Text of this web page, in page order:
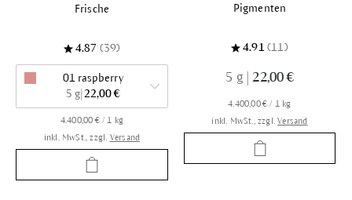
Frische
4.87 (39)
01 raspberry
5 g 22,00 €
4.400,00 € / 1 kg
inkl. MwSt., zzgl. Versand
Pigmenten
4.91 (11)
5 g| 22,00 €
4.400,00 € / 1 kg
inkl. MwSt., zzgl.Versand